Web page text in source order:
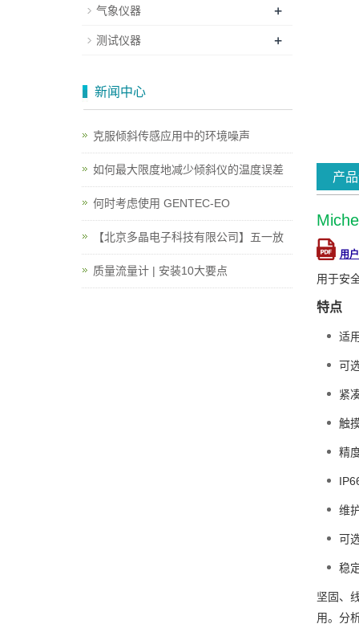
产
用
用于安
特点
适
可
紧
触
精
维
可
稳
坚固、
用。分
气象仪器 +
测试仪器 +
新闻中心
克服倾斜传感应用中的环境噪声
如何最大限度地减少倾斜仪的温度误差
何时考虑使用 GENTEC-EO
【北京多晶电子科技有限公司】五一放
质量流量计 | 安装10大要点